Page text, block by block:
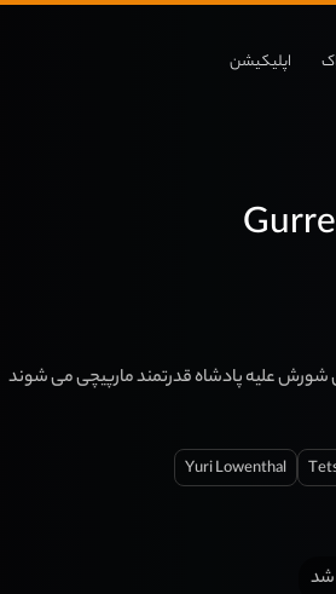
اپلیکیشن
شورش علیه پادشاه قدرتمند مارپیچی می شوند
Yuri Lowenthal